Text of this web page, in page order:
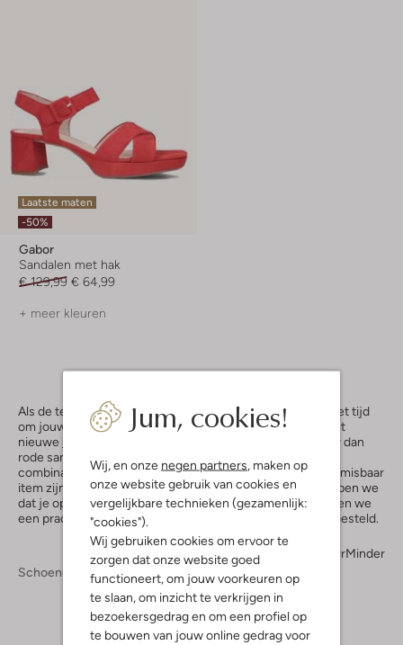
Jum, cookies!
Wij, en onze negen partners, maken op
onze website gebruik van cookies en
vergelijkbare technieken (gezamenlijk:
"cookies").
Wij gebruiken cookies om ervoor te
zorgen dat onze website goed
functioneert, om jouw voorkeuren op
te slaan, om inzicht te verkrijgen in
bezoekersgedrag en om een profiel op
te bouwen van jouw online gedrag voor
Laatste maten
-50%
Gabor
Sandalen met hak
€ 129,99 € 64,99
+ meer kleuren
Als de temperatuur stijgt en de dagen langer worden, is het tijd
om jouw schoenenkast een zomerse update te geven met
nieuwe
. En wat is er nu vrouwelijker en stijlvoller dan
rode sandalen met hak? Deze schoenen zijn de perfecte
combinatie van comfort en elegantie, waardoor ze een onmisbaar
item zijn voor elke modebewuste dame. Bij Omoda begrijpen we
dat je op zoek bent naar kwaliteit en stijl, en daarom hebben we
een prachtige collectie rode sandalen hak voor je samengesteld.
MeerMinder
Schoenen
Sandalen Sandalen Dames